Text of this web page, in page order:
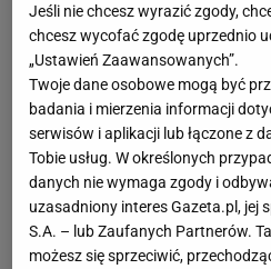
Jeśli nie chcesz wyrazić zgody,
chcesz wycofać zgodę uprzednio
„Ustawień Zaawansowanych”.
Twoje dane osobowe mogą być
badania i mierzenia informacji
serwisów i aplikacji lub łączone z
Tobie usług. W określonych
danych nie wymaga zgody i
uzasadniony interes Gazeta.pl, jej
S.A. – lub Zaufanych Partnerów.
możesz się sprzeciwić,